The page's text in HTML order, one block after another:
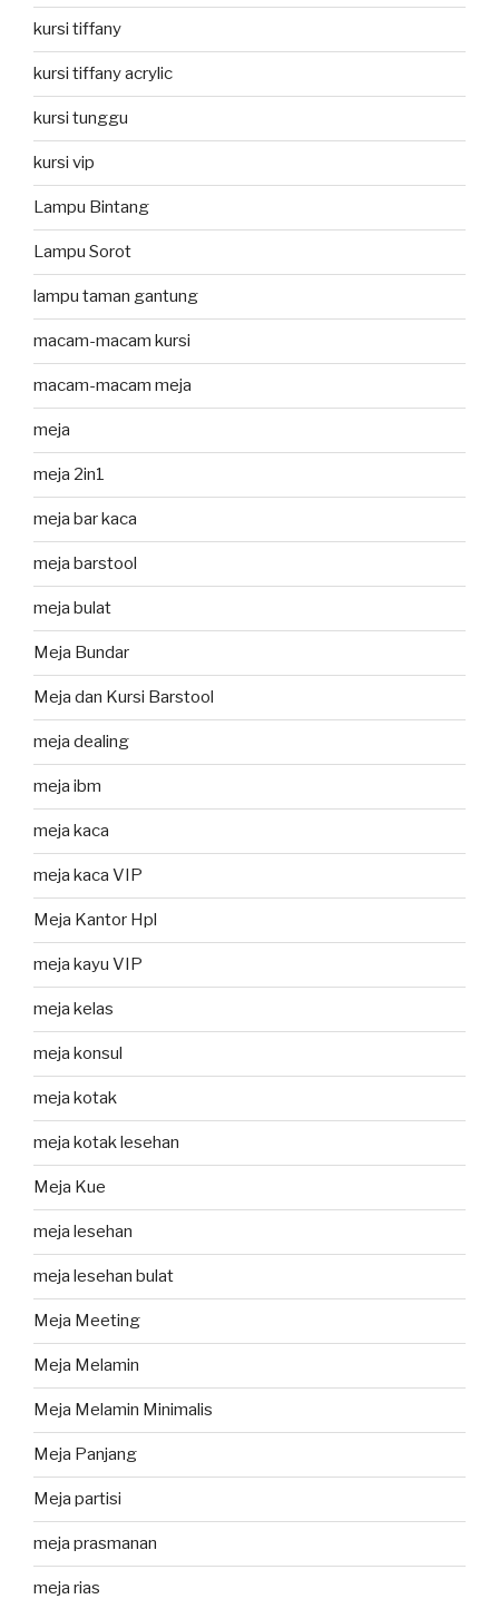
kursi tiffany
kursi tiffany acrylic
kursi tunggu
kursi vip
Lampu Bintang
Lampu Sorot
lampu taman gantung
macam-macam kursi
macam-macam meja
meja
meja 2in1
meja bar kaca
meja barstool
meja bulat
Meja Bundar
Meja dan Kursi Barstool
meja dealing
meja ibm
meja kaca
meja kaca VIP
Meja Kantor Hpl
meja kayu VIP
meja kelas
meja konsul
meja kotak
meja kotak lesehan
Meja Kue
meja lesehan
meja lesehan bulat
Meja Meeting
Meja Melamin
Meja Melamin Minimalis
Meja Panjang
Meja partisi
meja prasmanan
meja rias